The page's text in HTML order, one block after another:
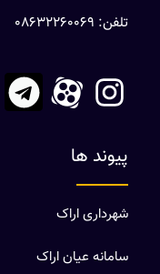
تلفن: 08632260069
پیوند ها
شهرداری اراک
سامانه عیان اراک